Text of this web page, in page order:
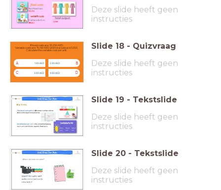
Deze slide heeft geen
instructies
If fixed costs are: 32,250 AED
Variable costs are: 16,140 AED and total output is 5,500.
Calculate the variable cost per unit.
A 1.93 AED B
2.93 AED
C 3.93 AED D
4.93 AED
Slide 18 - Quizvraag
Deze slide heeft geen
instructies
Slide 19 - Tekstslide
Deze slide heeft geen
instructies
Slide 20 - Tekstslide
Deze slide heeft geen
instructies